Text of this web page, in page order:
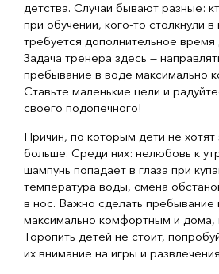
детства. Случаи бывают разные:
при обучении, кого-то столкнули
требуется дополнительное время
Задача тренера здесь —
пребывание в воде максимально
Ставьте маленькие цели и
своего подопечного!
Причин, по которым дети не хотят
больше. Среди них: нелюбовь к
шампунь попадает в глаза при
температура воды, смена
в нос. Важно сделать пребывание
максимально комфортным и дома,
Торопить детей не стоит,
их внимание на игры и